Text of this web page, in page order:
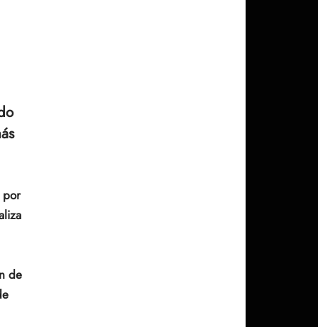
por
de